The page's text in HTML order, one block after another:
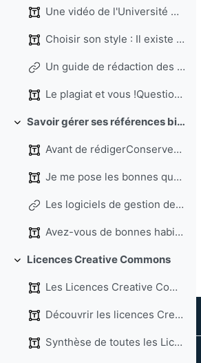
Une vidéo de l'Université Paris Saclay (1min49) po...
Choisir son style : Il existe 3 grandes familles d...
Un guide de rédaction des références bibliographiques : Rational Bibliographic
Le plagiat et vous !Questions créées par PDCI rés...
Replier Savoir gérer ses références bibliographiques
Avant de rédigerConservez systématiquement la réfé...
Je me pose les bonnes questions ! (Source Universi...
Les logiciels de gestion de références bibliographiques
Avez-vous de bonnes habitudes ? ...
Replier
Licences Creative Commons
Les Licences Creative Commons constituent un ensem...
Découvrir les licences Creative Commons en vidéo (...
Synthèse de toutes les Licences Creative Commons (...